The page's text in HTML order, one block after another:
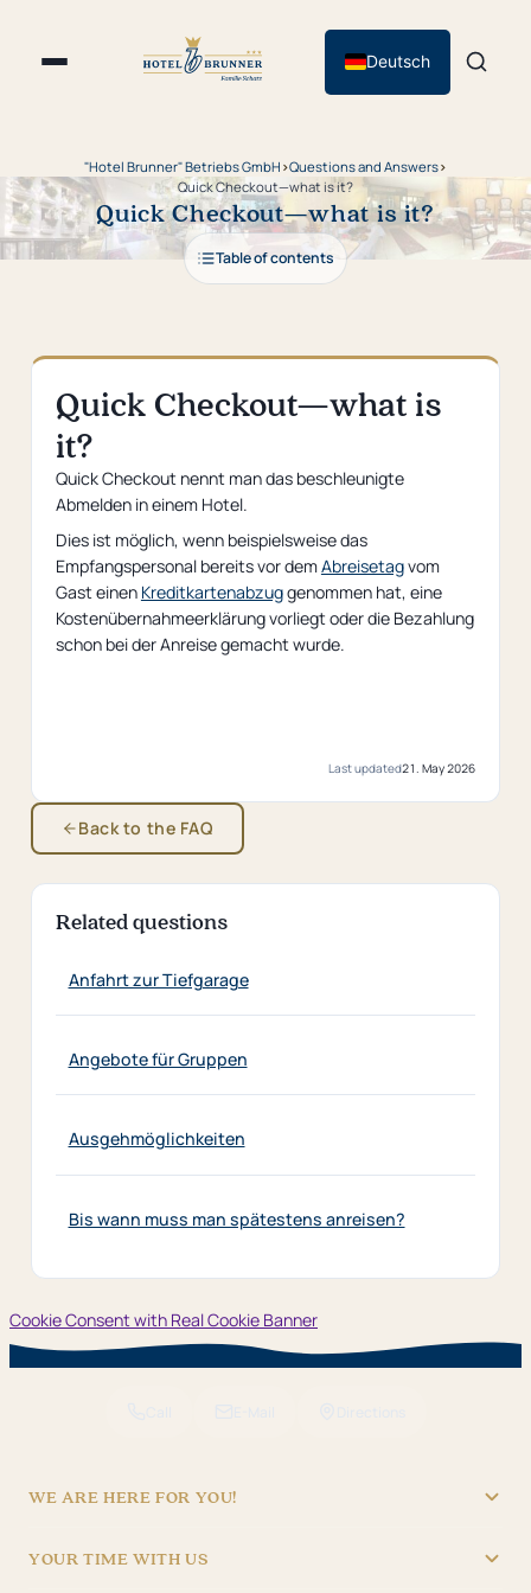
Deutsch
"Hotel Brunner" Betriebs GmbH ›Questions and Answers›
Quick Checkout—what is it?
Quick Checkout—what is it?
Table of contents
Quick Checkout—what is
it?
Quick Checkout nennt man das beschleunigte
Abmelden in einem Hotel.
Dies ist möglich, wenn beispielsweise das
Empfangspersonal bereits vor demAbreisetagvom
Gast einen Kreditkartenabzuggenommen hat, eine
Kostenübernahmeerklärung vorliegt oder die Bezahlung
schon bei der Anreise gemacht wurde.
Last updated21. May 2026
Back to the FAQ
Related questions
Anfahrt zur Tiefgarage
Angebote für Gruppen
Ausgehmöglichkeiten
Bis wann muss man spätestens anreisen?
Cookie Consent with Real Cookie Banner
WE ARE HERE FOR YOU!
YOUR TIME WITH US